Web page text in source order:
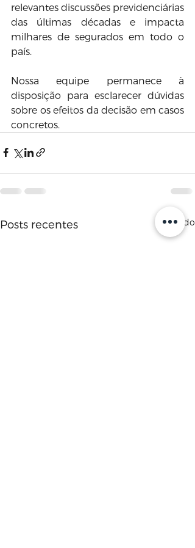
relevantes discussões previdenciárias
das últimas décadas e impacta
milhares de segurados em todo o
país.
Nossa equipe permanece à
disposição para esclarecer dúvidas
sobre os efeitos da decisão em casos
concretos.
Posts recentes Ver tudo